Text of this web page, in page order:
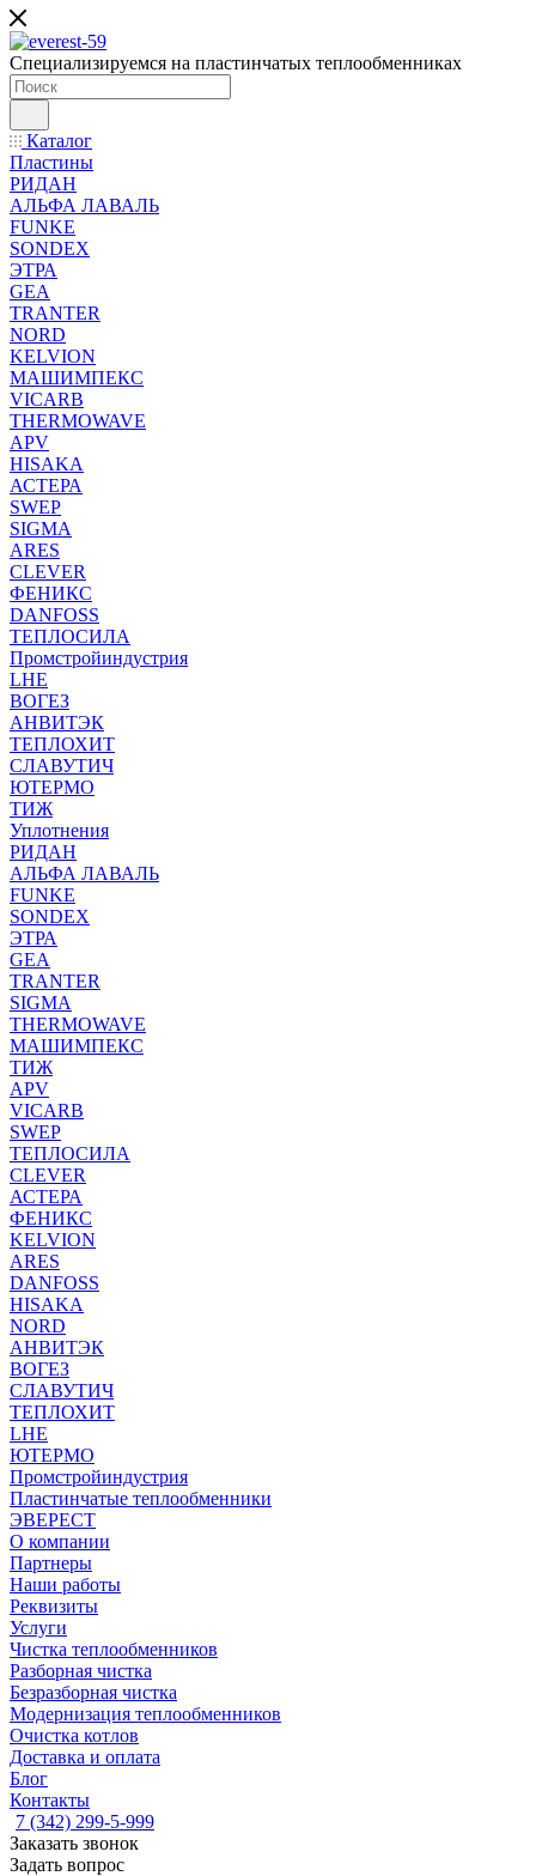
Специализируемся на пластинчатых теплообменниках
Каталог
Пластины
РИДАН
АЛЬФА ЛАВАЛЬ
FUNKE
SONDEX
ЭТРА
GEA
TRANTER
NORD
KELVION
МАШИМПЕКС
VICARB
THERMOWAVE
APV
HISAKA
АСТЕРА
SWEP
SIGMA
ARES
CLEVER
ФЕНИКС
DANFOSS
ТЕПЛОСИЛА
Промстройиндустрия
LHE
ВОГЕЗ
АНВИТЭК
ТЕПЛОХИТ
СЛАВУТИЧ
ЮТЕРМО
ТИЖ
Уплотнения
РИДАН
АЛЬФА ЛАВАЛЬ
FUNKE
SONDEX
ЭТРА
GEA
TRANTER
SIGMA
THERMOWAVE
МАШИМПЕКС
ТИЖ
APV
VICARB
SWEP
ТЕПЛОСИЛА
CLEVER
АСТЕРА
ФЕНИКС
KELVION
ARES
DANFOSS
HISAKA
NORD
АНВИТЭК
ВОГЕЗ
СЛАВУТИЧ
ТЕПЛОХИТ
LHE
ЮТЕРМО
Промстройиндустрия
Пластинчатые теплообменники
ЭВЕРЕСТ
О компании
Партнеры
Наши работы
Реквизиты
Услуги
Чистка теплообменников
Разборная чистка
Безразборная чистка
Модернизация теплообменников
Очистка котлов
Доставка и оплата
Блог
Контакты
7 (342) 299-5-999
Заказать звонок
Задать вопрос